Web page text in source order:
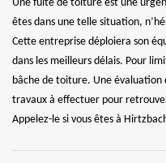
Une fuite de toiture est une
êtes dans une telle situation,
Cette entreprise déploiera son
dans les meilleurs délais. Pour
bâche de toiture. Une
travaux à effectuer pour
Appelez-le si vous êtes à